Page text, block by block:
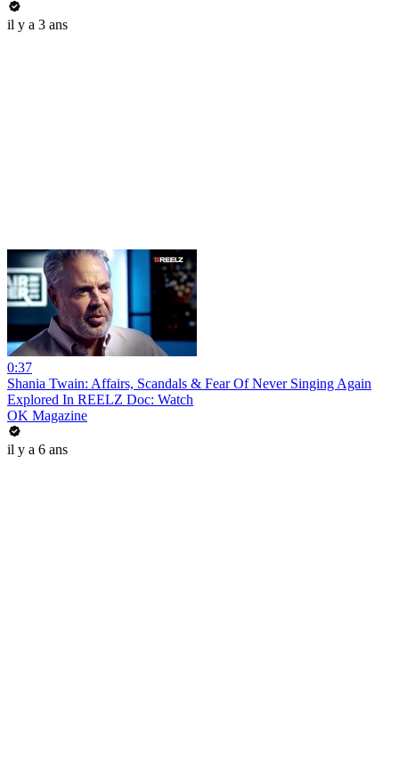
il y a 3 ans
0:37
Shania Twain: Affairs, Scandals & Fear Of Never Singing Again
Explored In REELZ Doc: Watch
OK Magazine
il y a 6 ans